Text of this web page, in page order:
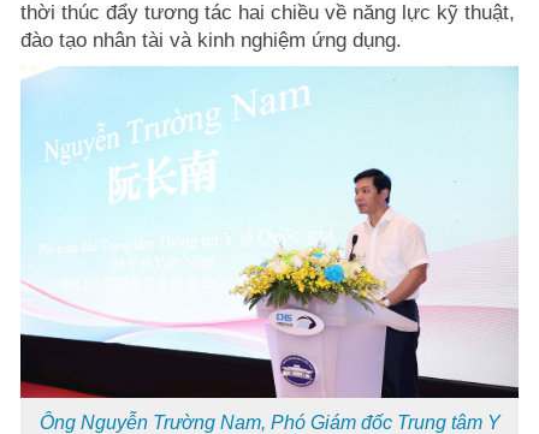
thời thúc đẩy tương tác hai chiều về năng lực kỹ thuật,
đào tạo nhân tài và kinh nghiệm ứng dụng.
Ông Nguyễn Trường Nam, Phó Giám đốc Trung tâm Y